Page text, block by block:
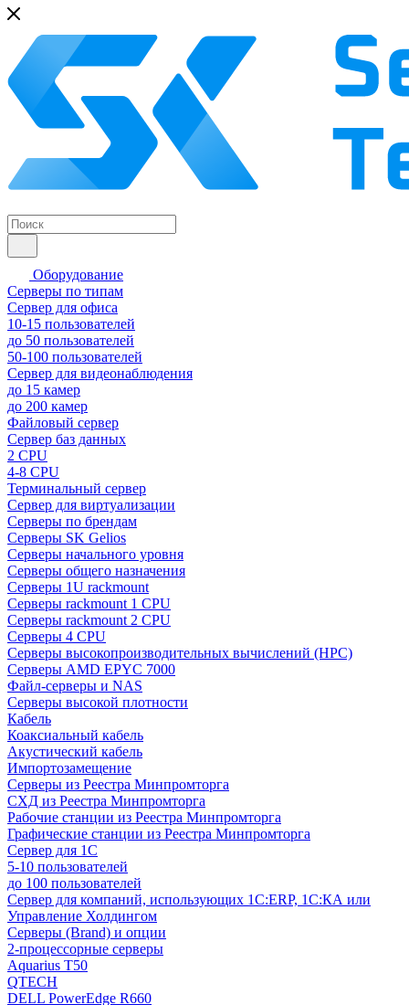
Оборудование
Серверы по типам
Сервер для офиса
10-15 пользователей
до 50 пользователей
50-100 пользователей
Сервер для видеонаблюдения
до 15 камер
до 200 камер
Файловый сервер
Сервер баз данных
2 CPU
4-8 CPU
Терминальный сервер
Сервер для виртуализации
Серверы по брендам
Серверы SK Gelios
Серверы начального уровня
Серверы общего назначения
Серверы 1U rackmount
Серверы rackmount 1 CPU
Серверы rackmount 2 CPU
Серверы 4 CPU
Серверы высокопроизводительных вычислений (HPC)
Серверы AMD EPYC 7000
Файл-серверы и NAS
Серверы высокой плотности
Кабель
Коаксиальный кабель
Акустический кабель
Импортозамещение
Серверы из Реестра Минпромторга
СХД из Реестра Минпромторга
Рабочие станции из Реестра Минпромторга
Графические станции из Реестра Минпромторга
Сервер для 1С
5-10 пользователей
до 100 пользователей
Сервер для компаний, использующих 1C:ERP, 1С:КА или
Управление Холдингом
Серверы (Brand) и опции
2-процессорные серверы
Aquarius T50
QTECH
DELL PowerEdge R660